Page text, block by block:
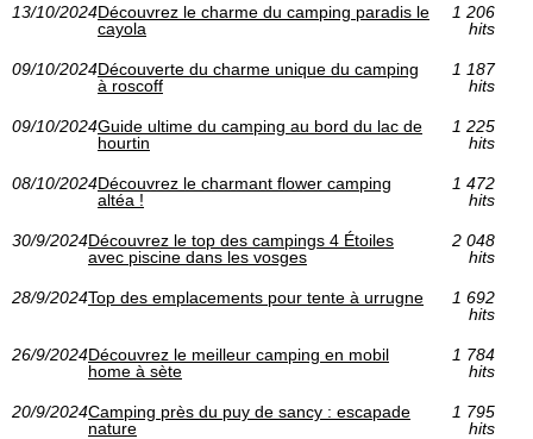
13/10/2024Découvrez le charme du camping paradis le
cayola
1 206
hits
09/10/2024Découverte du charme unique du camping
à roscoff
1 187
hits
09/10/2024Guide ultime du camping au bord du lac de
hourtin
1 225
hits
08/10/2024Découvrez le charmant flower camping
altéa !
1 472
hits
30/9/2024Découvrez le top des campings 4 Étoiles
avec piscine dans les vosges
2 048
hits
28/9/2024Top des emplacements pour tente à urrugne
1 692
hits
26/9/2024Découvrez le meilleur camping en mobil
home à sète
1 784
hits
20/9/2024Camping près du puy de sancy : escapade
nature
1 795
hits